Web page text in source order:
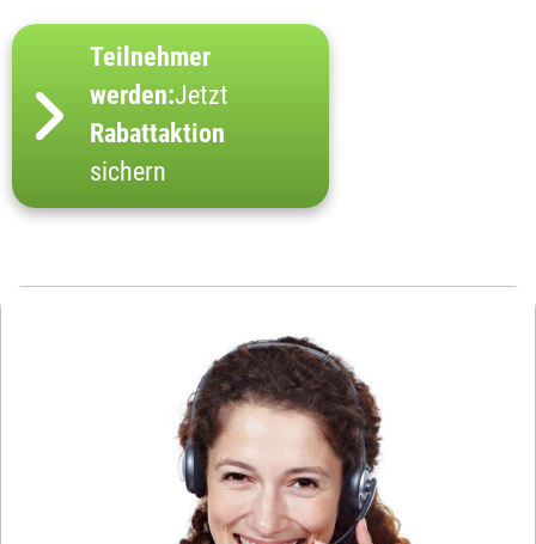
Teilnehmer
werden:Jetzt
Rabattaktion
sichern